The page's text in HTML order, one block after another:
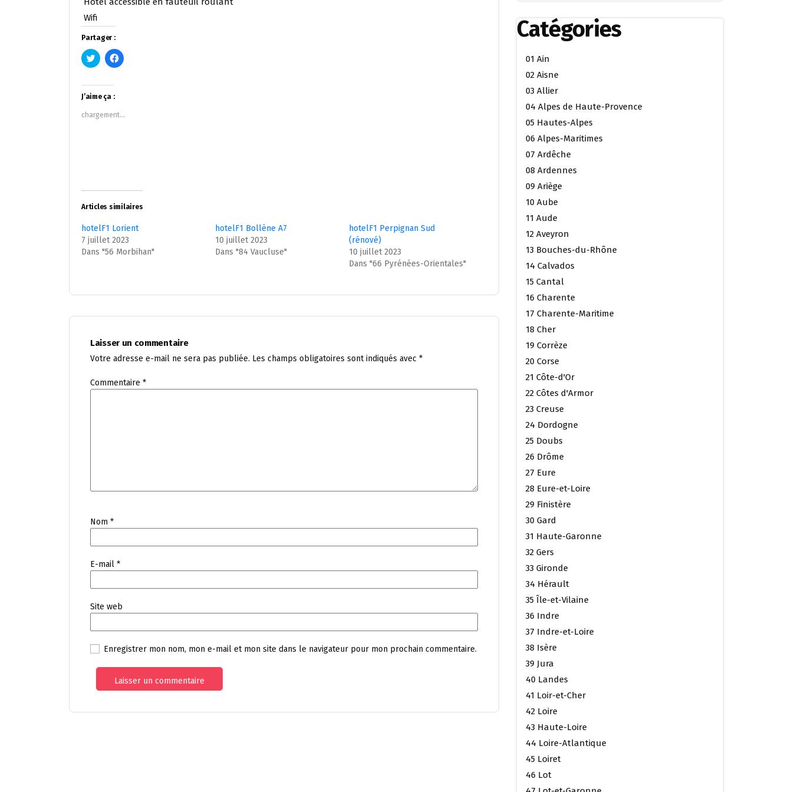
Wifi
Partager :
Cliquez
pour
Twitter(ouvre
dans
une
nouvelle
fenêtre)
Cliquez
pour
fenêtre)
J’aime ça :
chargement…
Articles similaires
hotelF1 Lorient
7 juillet 2023
Dans "56 Morbihan"
hotelF1 Bollène A7
10 juillet 2023
Dans "84 Vaucluse"
hotelF1 Perpignan Sud
(rénové)
10 juillet 2023
Dans "66 Pyrénées-Orientales"
Laisser un commentaire
Votre adresse e-mail ne sera pas publiée. Les champs obligatoires sont indiqués avec *
Commentaire *
Nom *
E-mail *
Site web
Enregistrer mon nom, mon e-mail et mon site dans le navigateur pour mon prochain commentaire.
Catégories
01 Ain
02 Aisne
03 Allier
04 Alpes de Haute-Provence
05 Hautes-Alpes
06 Alpes-Maritimes
07 Ardêche
08 Ardennes
09 Ariège
10 Aube
11 Aude
12 Aveyron
13 Bouches-du-Rhône
14 Calvados
15 Cantal
16 Charente
17 Charente-Maritime
18 Cher
19 Corrèze
20 Corse
21 Côte-d'Or
22 Côtes d'Armor
23 Creuse
24 Dordogne
25 Doubs
26 Drôme
27 Eure
28 Eure-et-Loire
29 Finistère
30 Gard
31 Haute-Garonne
32 Gers
33 Gironde
34 Hérault
35 Île-et-Vilaine
36 Indre
37 Indre-et-Loire
38 Isère
39 Jura
40 Landes
41 Loir-et-Cher
42 Loire
43 Haute-Loire
44 Loire-Atlantique
45 Loiret
46 Lot